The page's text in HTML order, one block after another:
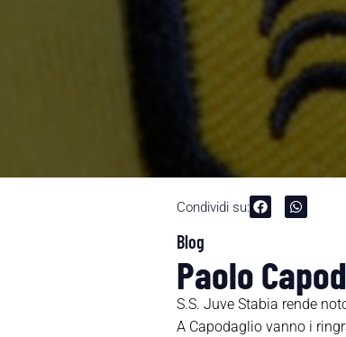
Condividi su:
Blog
Paolo
S.S. Juve Stabia rende
A Capodaglio vanno i